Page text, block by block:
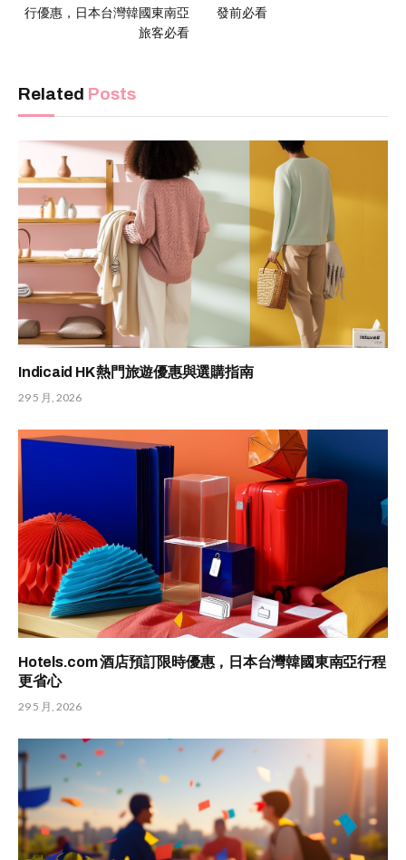
行優惠，日本台灣韓國東南亞
旅客必看
發前必看
Related Posts
Indicaid HK 熱門旅遊優惠與選購指南
29 5 月, 2026
Hotels.com 酒店預訂限時優惠，日本台灣韓國東南亞行程
更省心
29 5 月, 2026